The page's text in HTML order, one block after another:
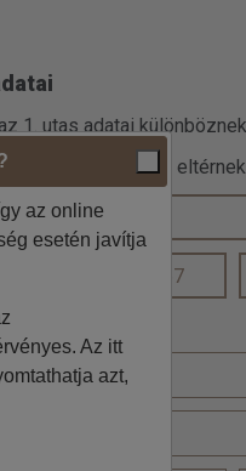
1. utas adatai
számlázási adatok
az online
esetén javítja
Az itt
azt,